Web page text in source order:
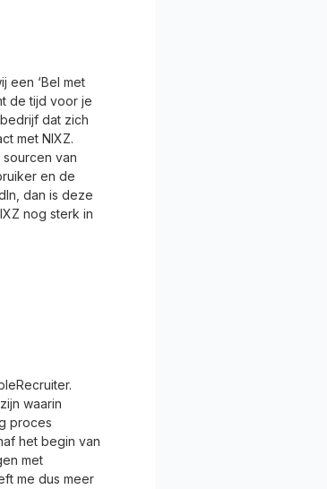
een ‘Bel met
de tijd voor je
dat zich
met NIXZ.
van
en de
dan is deze
nog sterk in
waarin
proces
het begin van
met
me dus meer